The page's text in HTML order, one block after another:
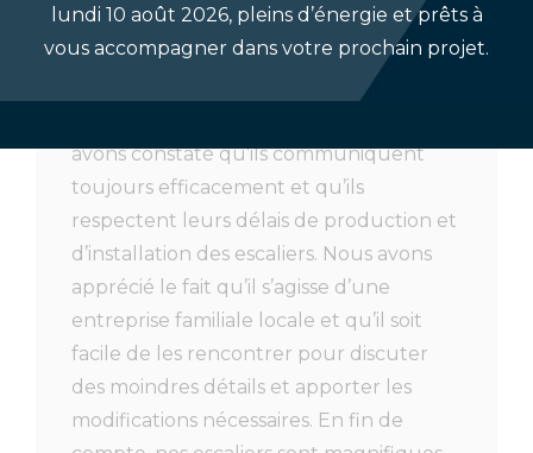
maison, il n’y avait aucun doute à mon
esprit qu’Accurate Stairs fabriqueraient
tous les escaliers de notre maison. En
avons constaté qu’ils communiquent
toujours efficacement et qu’ils
respectent leurs délais de production et
d’installation des escaliers. Nous avons
apprécié le fait qu’il s’agisse d’une
entreprise familiale locale et qu’il soit
facile de les rencontrer pour discuter
des moindres détails et apporter les
modifications nécessaires. En fin de
lundi 10 août 2026, pleins d’énergie et prêts à
vous accompagner dans votre prochain projet.